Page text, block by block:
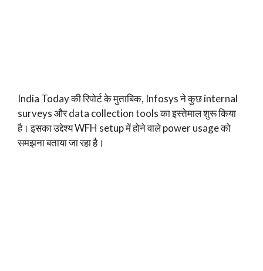
India Today की रिपोर्ट के मुताबिक, Infosys ने कुछ internal
surveys और data collection tools का इस्तेमाल शुरू किया
है। इसका उद्देश्य WFH setup में होने वाले power usage को
समझना बताया जा रहा है।